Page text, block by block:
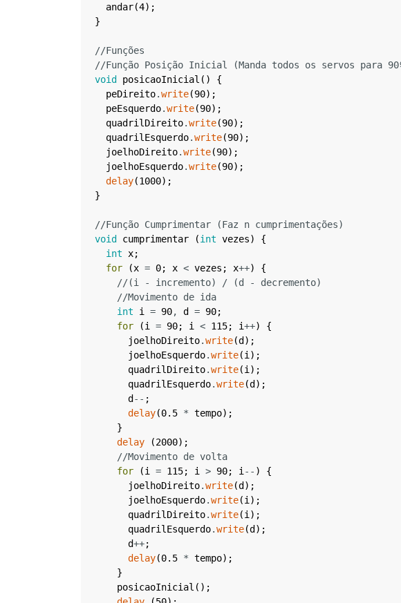
andar(4) ;
}
//Funções
//Função Posição Inicial (Manda todos os servos para
void
posicaoInicial ( )
{
peDireito.write(90) ;
peEsquerdo.write(90) ;
quadrilDireito.write(90) ;
quadrilEsquerdo.write(90) ;
joelhoDireito.write(90) ;
joelhoEsquerdo.write(90) ;
delay(1000) ;
}
//Função Cumprimentar (Faz n cumprimentações)
void
cumprimentar (int vezes)
{
int
x;
for
(x = 0; x < vezes ; x++)
{
//(i - incremento) / (d - decremento)
//Movimento de ida
int
i = 90, d = 90;
for
(i = 90; i < 115; i++)
{
joelhoDireito.write(d ) ;
joelhoEsquerdo.write(i ) ;
quadrilDireito.write(i ) ;
quadrilEsquerdo.write(d ) ;
d -- ;
delay(0.5 * tempo) ;
}
delay
(2000) ;
//Movimento de volta
for
(i = 115; i > 90; i -- )
{
joelhoDireito.write(d ) ;
joelhoEsquerdo.write(i ) ;
quadrilDireito.write(i ) ;
quadrilEsquerdo.write(d ) ;
d++;
delay(0.5 * tempo) ;
}
posicaoInicial ( ) ;